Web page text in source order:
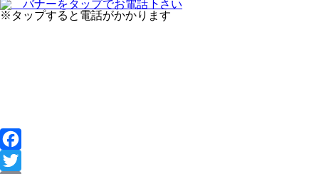
※タップすると電話がかかります
Facebook